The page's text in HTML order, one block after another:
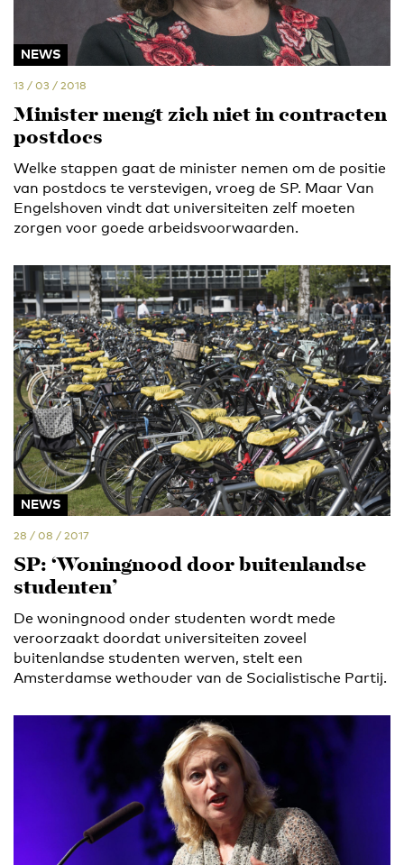
NEWS
13 / 03 / 2018
Minister mengt zich niet in contracten
postdocs
Welke stappen gaat de minister nemen om de positie
van postdocs te verstevigen, vroeg de SP. Maar Van
Engelshoven vindt dat universiteiten zelf moeten
zorgen voor goede arbeidsvoorwaarden.
NEWS
28 / 08 / 2017
SP: ‘Woningnood door buitenlandse
studenten’
De woningnood onder studenten wordt mede
veroorzaakt doordat universiteiten zoveel
buitenlandse studenten werven, stelt een
Amsterdamse wethouder van de Socialistische Partij.